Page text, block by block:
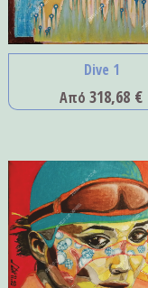
Dive 1
Από318,68 €